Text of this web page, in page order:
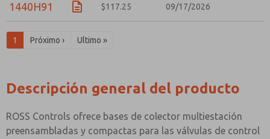
1440H91 $117.25 09/17/2026
1 Próximo › Ultimo »
Descripción general del producto
ROSS Controls ofrece bases de colector multiestación
preensambladas y compactas para las válvulas de control